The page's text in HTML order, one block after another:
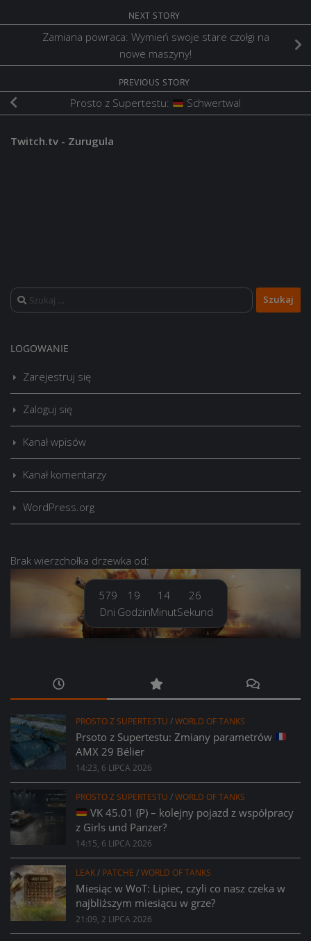
NEXT STORY
Zamiana powraca: Wymień swoje stare czołgi na
nowe maszyny!
PREVIOUS STORY
Prosto z Supertestu: Schwertwal
Twitch.tv - Zurugula
Szukaj:
LOGOWANIE
Zarejestruj się
Zaloguj się
Kanał wpisów
Kanał komentarzy
WordPress.org
Brak wierzchołka drzewka od:
579
Dni
19
Godzin
14
Minut
27
Sekund
PROSTO Z SUPERTESTU /WORLD OF TANKS
Prsoto z Supertestu: Zmiany parametrów
AMX 29 Bélier
14:23, 6 LIPCA 2026
PROSTO Z SUPERTESTU /WORLD OF TANKS
VK 45.01 (P) – kolejny pojazd z współpracy
z Girls und Panzer?
14:15, 6 LIPCA 2026
LEAK/ PATCHE /WORLD OF TANKS
Miesiąc w WoT: Lipiec, czyli co nasz czeka w
najbliższym miesiącu w grze?
21:09, 2 LIPCA 2026